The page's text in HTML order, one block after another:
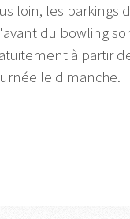
loin, les parkings
du bowling
à partir
le dimanche.